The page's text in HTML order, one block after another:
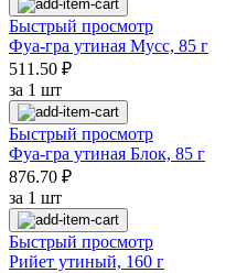
Быстрый просмотр
Фуа-гра утиная Мусс, 85 г
511.50 ₽
за 1 шт
Быстрый просмотр
Фуа-гра утиная Блок, 85 г
876.70 ₽
за 1 шт
Быстрый просмотр
Рийет утиный, 160 г